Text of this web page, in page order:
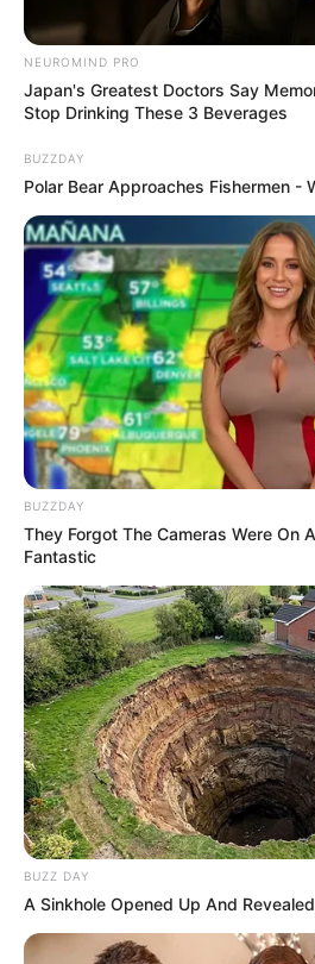
Bikin Ngakak, 10 Potret
Cosplay Murah Pakai
Seadanya
Anti Mainstream, 10 Cara
Membawa Barang
Versi Warga Thailand
Langka Banget! 10 Pose
Katak yang Bikin Ketawa
Gemes
NEUROMIND PRO
Japan's Greatest Doctors Say
Stop Drinking These 3 Beverages
BUZZDAY
Polar Bear Approaches Fishermen -
BUZZDAY
They Forgot The Cameras Were On
Fantastic
BUZZ DAY
A Sinkhole Opened Up And